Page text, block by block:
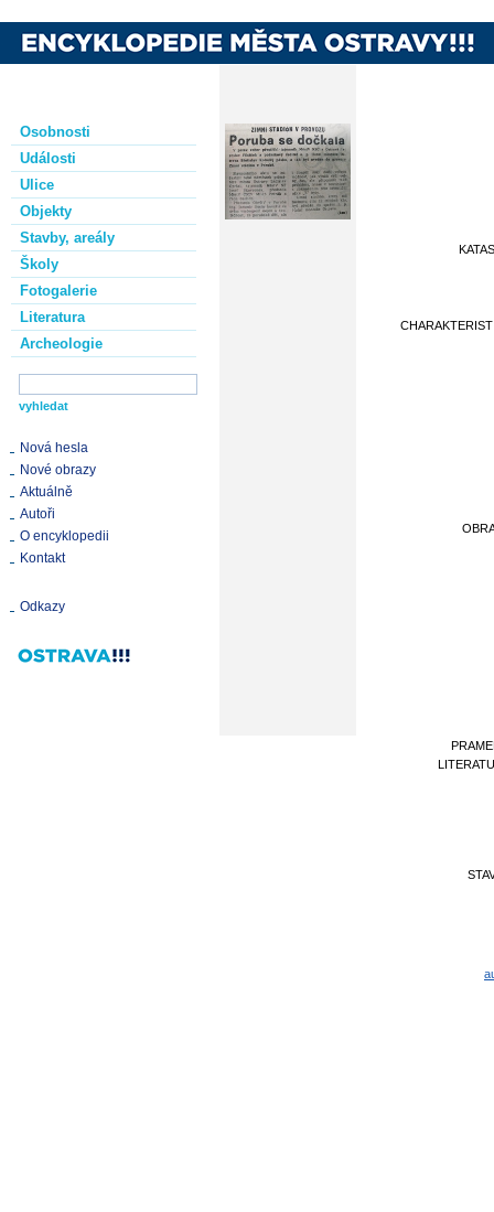
Osobnosti
Události
Ulice
Objekty
Stavby, areály
Školy
Fotogalerie
Literatura
Archeologie
Nová hesla
Nové obrazy
Aktuálně
Autoři
O encyklopedii
Kontakt
Odkazy